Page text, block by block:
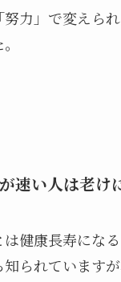
努力」で変えら
速い人は老け
健康長寿にな
知られています